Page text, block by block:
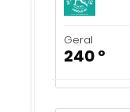
Geral
240 º